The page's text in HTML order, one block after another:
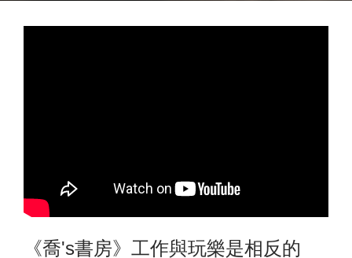
《喬's書房》工作與玩樂是相反的